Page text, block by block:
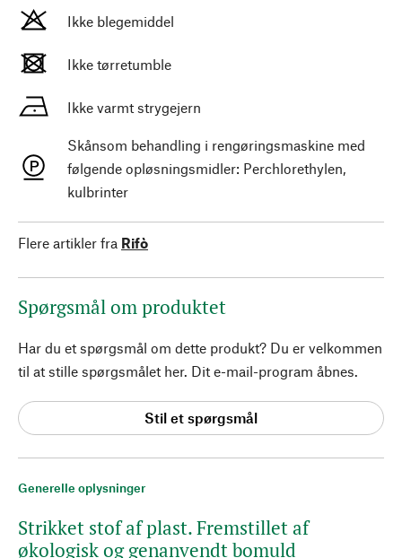
Generelle oplysninger
Strikket stof af plast. Fremstillet af
økologisk og genanvendt bomuld
Ikke blegemiddel
Ikke tørretumble
Ikke varmt strygejern
Skånsom behandling i rengøringsmaskine med
følgende opløsningsmidler: Perchlorethylen,
kulbrinter
Flere artikler fra Rifò
Spørgsmål om produktet
Har du et spørgsmål om dette produkt? Du er velkommen
til at stille spørgsmålet her. Dit e-mail-program åbnes.
Stil et spørgsmål